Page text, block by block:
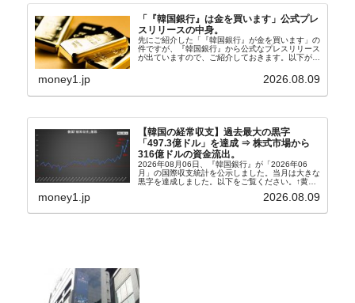
「『韓国銀行』は金を買います」公式プレ
スリリースの中身。
先にご紹介した「『韓国銀行』が金を買います」の
件ですが、『韓国銀行』から公式なプレスリリース
が出ていますので、ご紹介しておきます。以下が全
れ協力体制を構築□『韓国銀行』は、国内生産金の
money1.jp 2026.08.09
【韓国の経常収支】過去最大の黒字
「497.3億ドル」を達成 ⇒ 株式市場から
316億ドルの資金流出。
2026年08月06日、『韓国銀行』が「2026年06
月」の国際収支統計を公示しました。当月は大きな
黒字を達成しました。以下をご覧ください。↑黄色
の経常収支です。2026年06月貿易収支：4...
money1.jp 2026.08.09